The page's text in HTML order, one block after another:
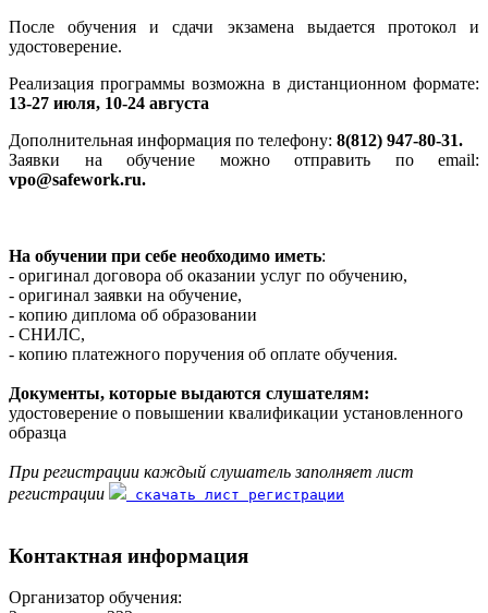
После обучения и сдачи экзамена выдается протокол и
удостоверение.
Реализация программы возможна в дистанционном формате:
13-27 июля, 10-24 августа
Дополнительная информация по телефону: 8(812) 947-80-31.
Заявки на обучение можно отправить по email:
vpo@safework.ru.
На обучении при себе необходимо иметь:
- оригинал договора об оказании услуг по обучению,
- оригинал заявки на обучение,
- копию диплома об образовании
- СНИЛС,
- копию платежного поручения об оплате обучения.
Документы, которые выдаются слушателям:
удостоверение о повышении квалификации установленного
образца
При регистрации каждый слушатель заполняет лист
регистрации
скачать лист регистрации
Контактная информация
Организатор обучения: